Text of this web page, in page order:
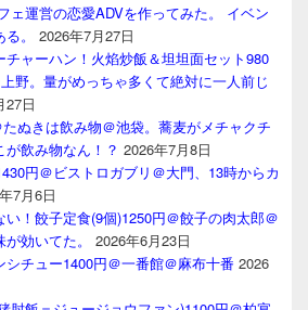
ェ運営の恋愛ADVを作ってみた。 イベン
。
2026年7月27日
チャーハン！火焰炒飯＆坦坦面セット980
野。量がめっちゃ多くて絶対に一人前じ
27日
ぬきは飲み物＠池袋。蕎麦がメチャクチ
飲み物なん！？ 2026年7月8日
円＠ビストロガブリ＠大門、13時からカ
7月6日
！餃子定食(9個)1250円＠餃子の肉太郎＠
効いてた。
2026年6月23日
シチュー1400円＠一番館＠麻布十番 2026